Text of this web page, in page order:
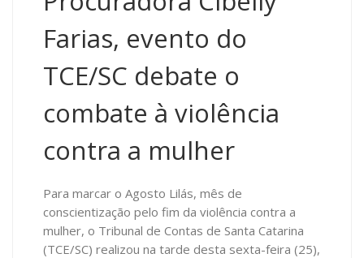
Farias, evento do
TCE/SC debate o
combate à violência
contra a mulher
Para marcar o Agosto Lilás, mês de
conscientização pelo fim da violência contra a
mulher, o Tribunal de Contas de Santa Catarina
(TCE/SC) realizou na tarde desta sexta-feira (25),